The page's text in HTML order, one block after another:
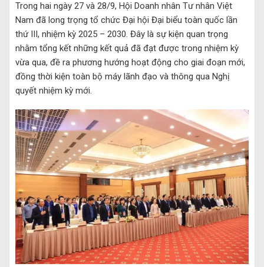
Trong hai ngày 27 và 28/9, Hội Doanh nhân Tư nhân Việt
Nam đã long trọng tổ chức Đại hội Đại biểu toàn quốc lần
thứ III, nhiệm kỳ 2025 – 2030. Đây là sự kiện quan trọng
nhằm tổng kết những kết quả đã đạt được trong nhiệm kỳ
vừa qua, đề ra phương hướng hoạt động cho giai đoạn mới,
đồng thời kiện toàn bộ máy lãnh đạo và thông qua Nghị
quyết nhiệm kỳ mới.